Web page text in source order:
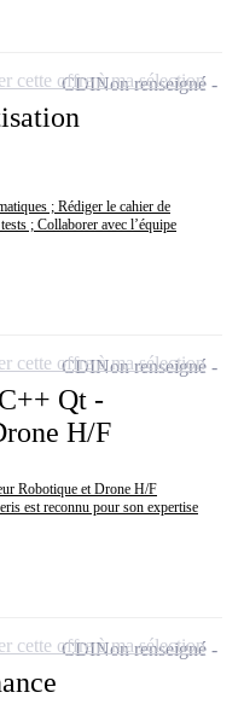
; Rédiger le cahier de
; Collaborer avec l’équipe
CDINon renseigné
cette offre à ma sélection
Qt -
H/F
Robotique et Drone H/F
est reconnu pour son expertise
CDINon renseigné
cette offre à ma sélection
CDINon renseigné
cette offre à ma sélection